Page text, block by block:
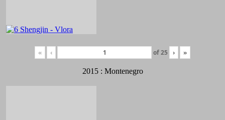
« ‹ of25 › »
2015 : Montenegro